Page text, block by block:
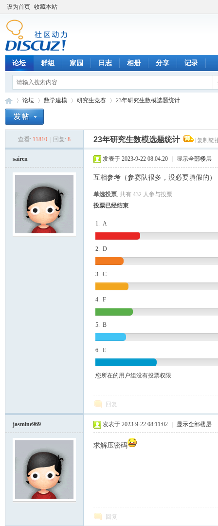
设为首页 收藏本站
论坛 群组 家园 日志 相册 分享 记录
坛
论坛
›
数学建模
›
研究生竞赛
›
23年研究生数模选题统计
查看: 11810 回复: 8 23年研究生数模选题统计 [复制链
sairen 发表于 2023-9-22 08:04:20 显示全部楼层
互相参考（参赛队很多，没必要填假的）
单选投票, 共有 432 人参与投票
投票已经结束
1. A
2. D
3. C
4. F
5. B
6. E
您所在的用户组没有投票权限
回复
jasmine969 发表于 2023-9-22 08:11:02 显示全部楼层
求解压密码
回复